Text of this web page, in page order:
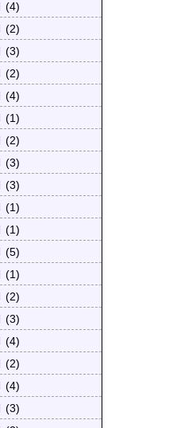
(4)
(2)
(3)
(2)
(4)
(1)
(2)
(3)
(3)
(1)
(1)
(5)
(1)
(2)
(3)
(4)
(2)
(4)
(3)